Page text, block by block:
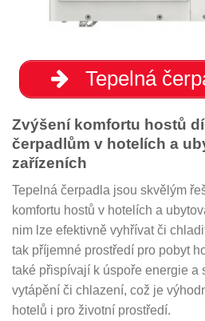
Tepelná
Zvýšení komfortu hostů
čerpadlům v hotelích a
zařízeních
Tepelná čerpadla jsou skvělým
komfortu hostů v hotelích a
nim lze efektivně vyhřívat či
tak příjemné prostředí pro pobyt
také přispívají k úspoře energie a
vytápění či chlazení, což je
hotelů i pro životní prostředí.